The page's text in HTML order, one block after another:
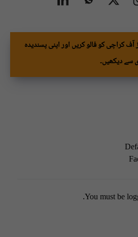
آف کراچی کو فالو کریں اور اپنی پسندیدہ
سے دیکھیں۔
You must be